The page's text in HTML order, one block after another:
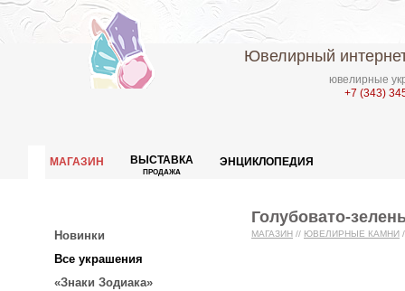
Ювелирный
ювелирные
+7 (343)
МАГАЗИН ВЫСТАВКА
ПРОДАЖА
ЭНЦИКЛОПЕДИЯ
Новинки
Все украшения
«Знаки Зодиака»
Голубовато-
МАГАЗИН // ЮВЕЛИРНЫЕ КАМНИ